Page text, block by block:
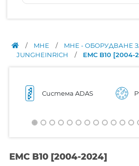
/ MHE / MHE - ОБОРУДВАНЕ
JUNGHEINRICH
/ EMC B10 [2004-
Система ADAS
EMC B10 [2004-2024]